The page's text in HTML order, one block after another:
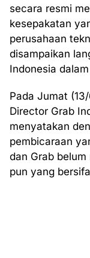
secara resmi
kesepakatan
perusahaan
disampaikan
Indonesia
Pada Jumat
Director Grab
menyatakan
pembicaraan
dan Grab
pun yang